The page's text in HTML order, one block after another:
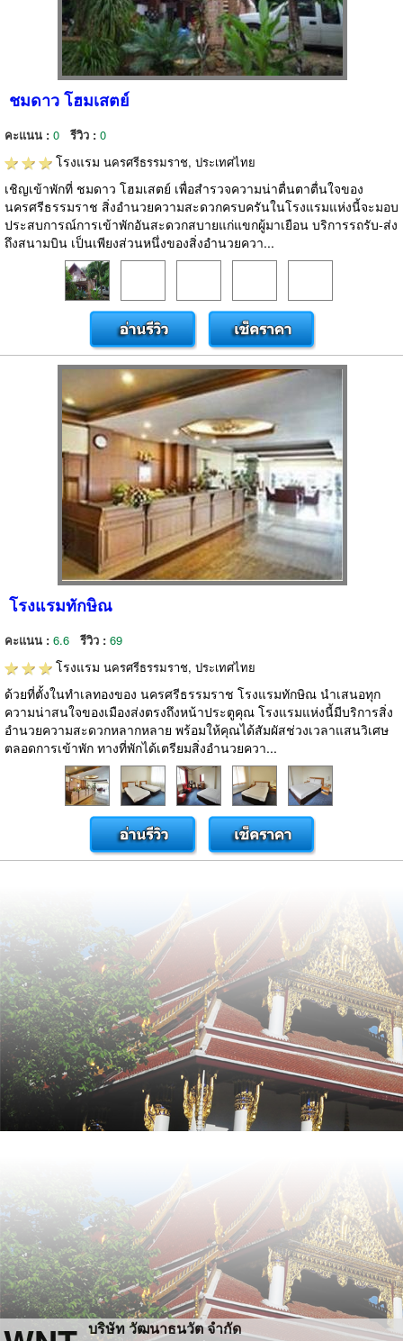
ชมดาว โฮมเสตย์
คะแนน : 0 รีวิว : 0
โรงแรม นครศรีธรรมราช, ประเทศไทย
เชิญเข้าพักที่ ชมดาว โฮมเสตย์ เพื่อสำรวจความน่าตื่นตาตื่นใจของ
นครศรีธรรมราช สิ่งอำนวยความสะดวกครบครันในโรงแรมแห่งนี้จะมอบ
ประสบการณ์การเข้าพักอันสะดวกสบายแก่แขกผู้มาเยือน บริการรถรับ-ส่ง
ถึงสนามบิน เป็นเพียงส่วนหนึ่งของสิ่งอำนวยควา...
โรงแรมทักษิณ
คะแนน : 6.6 รีวิว : 69
โรงแรม นครศรีธรรมราช, ประเทศไทย
ด้วยที่ตั้งในทำเลทองของ นครศรีธรรมราช โรงแรมทักษิณ นำเสนอทุก
ความน่าสนใจของเมืองส่งตรงถึงหน้าประตูคุณ โรงแรมแห่งนี้มีบริการสิ่ง
อำนวยความสะดวกหลากหลาย พร้อมให้คุณได้สัมผัสช่วงเวลาแสนวิเศษ
ตลอดการเข้าพัก ทางที่พักได้เตรียมสิ่งอำนวยควา...
บริษัท วัฒนาธนวัต จำกัด